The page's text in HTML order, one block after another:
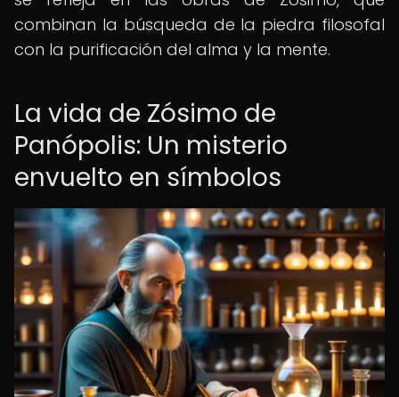
combinan la búsqueda de la piedra filosofal
con la purificación del alma y la mente.
La vida de Zósimo de
Panópolis: Un misterio
envuelto en símbolos